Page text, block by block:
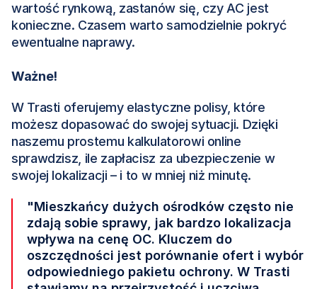
wartość rynkową, zastanów się, czy AC jest
konieczne. Czasem warto samodzielnie pokryć
ewentualne naprawy.
Ważne!
W Trasti oferujemy elastyczne polisy, które
możesz dopasować do swojej sytuacji. Dzięki
naszemu prostemu kalkulatorowi online
sprawdzisz, ile zapłacisz za ubezpieczenie w
swojej lokalizacji – i to w mniej niż minutę.
"Mieszkańcy dużych ośrodków często nie
zdają sobie sprawy, jak bardzo lokalizacja
wpływa na cenę OC. Kluczem do
oszczędności jest porównanie ofert i wybór
odpowiedniego pakietu ochrony. W Trasti